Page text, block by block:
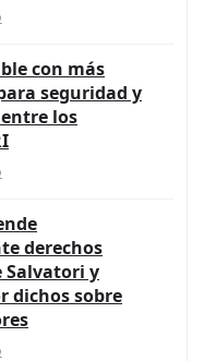
con más
seguridad y
los
derechos
Salvatori y
dichos sobre